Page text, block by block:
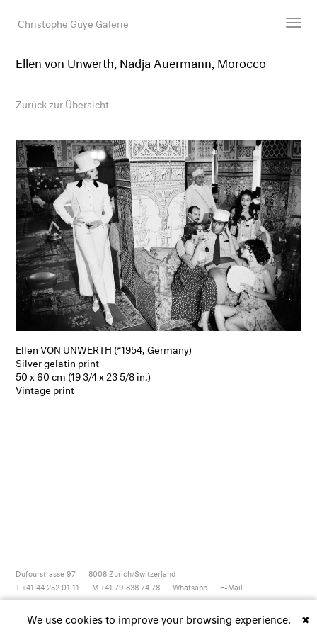
Christophe Guye Galerie
Newsroom
Shop
Galerie
Suche
E-Mail
EN
Ellen von Unwerth, Nadja Auermann, Morocco
Zurück zur Übersicht
Ellen VON UNWERTH (*1954, Germany)
Silver gelatin print
50 x 60 cm (19 3/4 x 23 5/8 in.)
Vintage print
Dufourstrasse 97 8008 Zurich/Switzerland
T +41 44 252 01 11
M +41 79 838 74 78 Whatsapp E-Mail
Newsletter Instagram Vimeo Youtube ✖
We use cookies to improve your browsing experience.